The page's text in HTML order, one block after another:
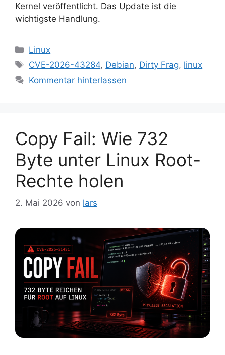
Kernel veröffentlicht. Das Update ist die
wichtigste Handlung.
Kategorien
Linux
Schlagwörter
CVE-2026-43284, Debian, Dirty Frag, linux
Kommentar hinterlassen
Copy Fail: Wie 732
Byte unter Linux Root-
Rechte holen
2. Mai 2026 von lars